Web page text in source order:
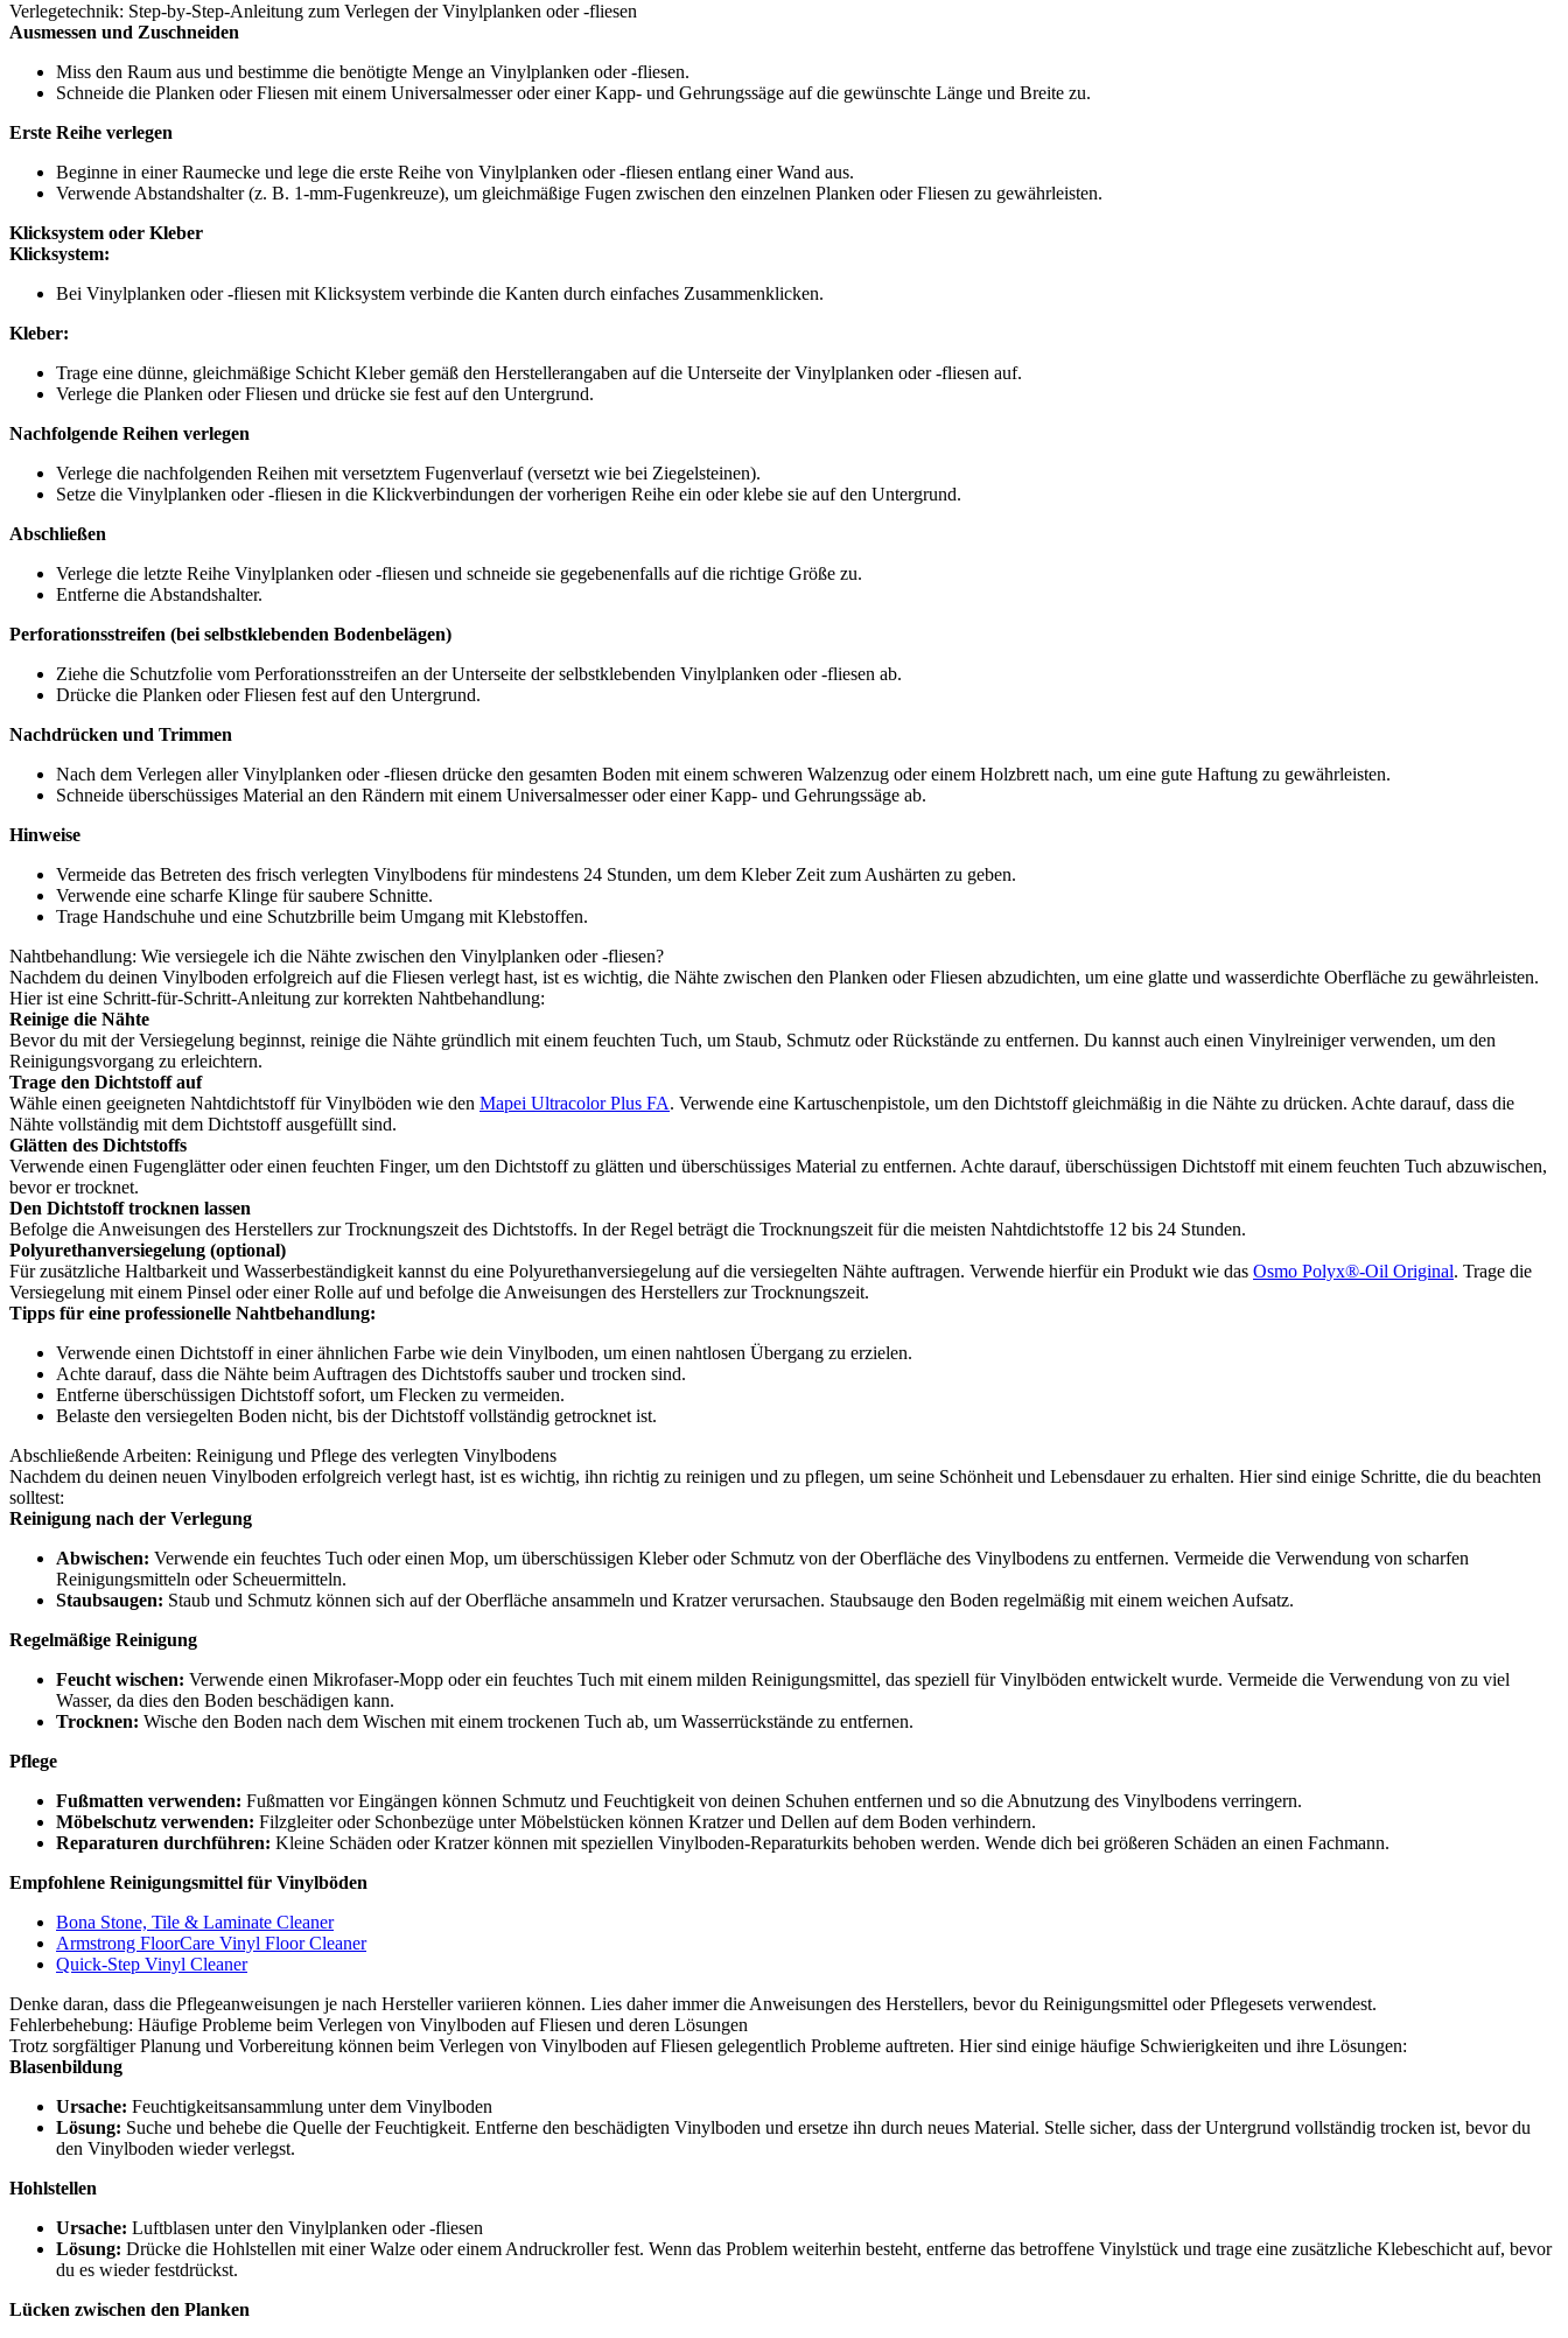
Verlegetechnik: Step-by-Step-Anleitung zum Verlegen der Vinylplanken oder -fliesen
Ausmessen und Zuschneiden
Miss den Raum aus und bestimme die benötigte Menge an Vinylplanken oder -fliesen.
Schneide die Planken oder Fliesen mit einem Universalmesser oder einer Kapp- und Gehrungssäge auf die gewünschte Länge und Breite zu.
Erste Reihe verlegen
Beginne in einer Raumecke und lege die erste Reihe von Vinylplanken oder -fliesen entlang einer Wand aus.
Verwende Abstandshalter (z. B. 1-mm-Fugenkreuze), um gleichmäßige Fugen zwischen den einzelnen Planken oder Fliesen zu gewährleisten.
Klicksystem oder Kleber
Klicksystem:
Bei Vinylplanken oder -fliesen mit Klicksystem verbinde die Kanten durch einfaches Zusammenklicken.
Kleber:
Trage eine dünne, gleichmäßige Schicht Kleber gemäß den Herstellerangaben auf die Unterseite der Vinylplanken oder -fliesen auf.
Verlege die Planken oder Fliesen und drücke sie fest auf den Untergrund.
Nachfolgende Reihen verlegen
Verlege die nachfolgenden Reihen mit versetztem Fugenverlauf (versetzt wie bei Ziegelsteinen).
Setze die Vinylplanken oder -fliesen in die Klickverbindungen der vorherigen Reihe ein oder klebe sie auf den Untergrund.
Abschließen
Verlege die letzte Reihe Vinylplanken oder -fliesen und schneide sie gegebenenfalls auf die richtige Größe zu.
Entferne die Abstandshalter.
Perforationsstreifen (bei selbstklebenden Bodenbelägen)
Ziehe die Schutzfolie vom Perforationsstreifen an der Unterseite der selbstklebenden Vinylplanken oder -fliesen ab.
Drücke die Planken oder Fliesen fest auf den Untergrund.
Nachdrücken und Trimmen
Nach dem Verlegen aller Vinylplanken oder -fliesen drücke den gesamten Boden mit einem schweren Walzenzug oder einem Holzbrett nach, um eine gute Haftung zu gewährleisten.
Schneide überschüssiges Material an den Rändern mit einem Universalmesser oder einer Kapp- und Gehrungssäge ab.
Hinweise
Vermeide das Betreten des frisch verlegten Vinylbodens für mindestens 24 Stunden, um dem Kleber Zeit zum Aushärten zu geben.
Verwende eine scharfe Klinge für saubere Schnitte.
Trage Handschuhe und eine Schutzbrille beim Umgang mit Klebstoffen.
Nahtbehandlung: Wie versiegele ich die Nähte zwischen den Vinylplanken oder -fliesen?
Nachdem du deinen Vinylboden erfolgreich auf die Fliesen verlegt hast, ist es wichtig, die Nähte zwischen den Planken oder Fliesen abzudichten, um eine glatte und wasserdichte Oberfläche zu gewährleisten.
Hier ist eine Schritt-für-Schritt-Anleitung zur korrekten Nahtbehandlung:
Reinige die Nähte
Bevor du mit der Versiegelung beginnst, reinige die Nähte gründlich mit einem feuchten Tuch, um Staub, Schmutz oder Rückstände zu entfernen. Du kannst auch einen Vinylreiniger verwenden, um den
Reinigungsvorgang zu erleichtern.
Trage den Dichtstoff auf
Wähle einen geeigneten Nahtdichtstoff für Vinylböden wie den Mapei Ultracolor Plus FA. Verwende eine Kartuschenpistole, um den Dichtstoff gleichmäßig in die Nähte zu drücken. Achte darauf, dass die
Nähte vollständig mit dem Dichtstoff ausgefüllt sind.
Glätten des Dichtstoffs
Verwende einen Fugenglätter oder einen feuchten Finger, um den Dichtstoff zu glätten und überschüssiges Material zu entfernen. Achte darauf, überschüssigen Dichtstoff mit einem feuchten Tuch abzuwischen,
bevor er trocknet.
Den Dichtstoff trocknen lassen
Befolge die Anweisungen des Herstellers zur Trocknungszeit des Dichtstoffs. In der Regel beträgt die Trocknungszeit für die meisten Nahtdichtstoffe 12 bis 24 Stunden.
Polyurethanversiegelung (optional)
Für zusätzliche Haltbarkeit und Wasserbeständigkeit kannst du eine Polyurethanversiegelung auf die versiegelten Nähte auftragen. Verwende hierfür ein Produkt wie das Osmo Polyx®-Oil Original. Trage die
Versiegelung mit einem Pinsel oder einer Rolle auf und befolge die Anweisungen des Herstellers zur Trocknungszeit.
Tipps für eine professionelle Nahtbehandlung:
Verwende einen Dichtstoff in einer ähnlichen Farbe wie dein Vinylboden, um einen nahtlosen Übergang zu erzielen.
Achte darauf, dass die Nähte beim Auftragen des Dichtstoffs sauber und trocken sind.
Entferne überschüssigen Dichtstoff sofort, um Flecken zu vermeiden.
Belaste den versiegelten Boden nicht, bis der Dichtstoff vollständig getrocknet ist.
Abschließende Arbeiten: Reinigung und Pflege des verlegten Vinylbodens
Nachdem du deinen neuen Vinylboden erfolgreich verlegt hast, ist es wichtig, ihn richtig zu reinigen und zu pflegen, um seine Schönheit und Lebensdauer zu erhalten. Hier sind einige Schritte, die du beachten
solltest:
Reinigung nach der Verlegung
Abwischen: Verwende ein feuchtes Tuch oder einen Mop, um überschüssigen Kleber oder Schmutz von der Oberfläche des Vinylbodens zu entfernen. Vermeide die Verwendung von scharfen
Reinigungsmitteln oder Scheuermitteln.
Staubsaugen: Staub und Schmutz können sich auf der Oberfläche ansammeln und Kratzer verursachen. Staubsauge den Boden regelmäßig mit einem weichen Aufsatz.
Regelmäßige Reinigung
Feucht wischen: Verwende einen Mikrofaser-Mopp oder ein feuchtes Tuch mit einem milden Reinigungsmittel, das speziell für Vinylböden entwickelt wurde. Vermeide die Verwendung von zu viel
Wasser, da dies den Boden beschädigen kann.
Trocknen: Wische den Boden nach dem Wischen mit einem trockenen Tuch ab, um Wasserrückstände zu entfernen.
Pflege
Fußmatten verwenden: Fußmatten vor Eingängen können Schmutz und Feuchtigkeit von deinen Schuhen entfernen und so die Abnutzung des Vinylbodens verringern.
Möbelschutz verwenden: Filzgleiter oder Schonbezüge unter Möbelstücken können Kratzer und Dellen auf dem Boden verhindern.
Reparaturen durchführen: Kleine Schäden oder Kratzer können mit speziellen Vinylboden-Reparaturkits behoben werden. Wende dich bei größeren Schäden an einen Fachmann.
Empfohlene Reinigungsmittel für Vinylböden
Bona Stone, Tile & Laminate Cleaner
Armstrong FloorCare Vinyl Floor Cleaner
Quick-Step Vinyl Cleaner
Denke daran, dass die Pflegeanweisungen je nach Hersteller variieren können. Lies daher immer die Anweisungen des Herstellers, bevor du Reinigungsmittel oder Pflegesets verwendest.
Fehlerbehebung: Häufige Probleme beim Verlegen von Vinylboden auf Fliesen und deren Lösungen
Trotz sorgfältiger Planung und Vorbereitung können beim Verlegen von Vinylboden auf Fliesen gelegentlich Probleme auftreten. Hier sind einige häufige Schwierigkeiten und ihre Lösungen:
Blasenbildung
Ursache: Feuchtigkeitsansammlung unter dem Vinylboden
Lösung: Suche und behebe die Quelle der Feuchtigkeit. Entferne den beschädigten Vinylboden und ersetze ihn durch neues Material. Stelle sicher, dass der Untergrund vollständig trocken ist, bevor du
den Vinylboden wieder verlegst.
Hohlstellen
Ursache: Luftblasen unter den Vinylplanken oder -fliesen
Lösung: Drücke die Hohlstellen mit einer Walze oder einem Andruckroller fest. Wenn das Problem weiterhin besteht, entferne das betroffene Vinylstück und trage eine zusätzliche Klebeschicht auf, bevor
du es wieder festdrückst.
Lücken zwischen den Planken